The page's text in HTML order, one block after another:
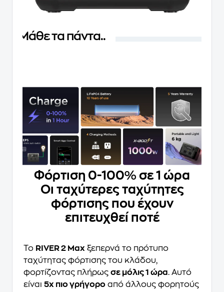
Μάθε τα πάντα..
Φόρτιση 0-100% σε 1 ώρα
Οι ταχύτερες ταχύτητες
φόρτισης που έχουν
επιτευχθεί ποτέ
Το RIVER 2 Max ξεπερνά το πρότυπο
ταχύτητας φόρτισης του κλάδου,
φορτίζοντας πλήρως σε μόλις 1 ώρα. Αυτό
είναι 5x πιο γρήγορο από άλλους φορητούς